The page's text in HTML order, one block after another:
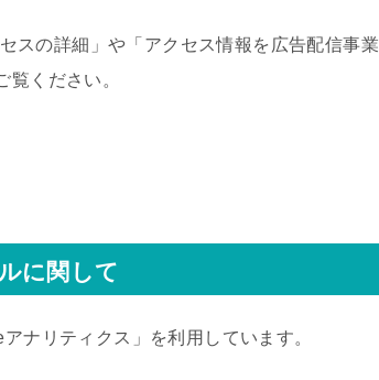
スの詳細」や「アクセス情報を広告配信事業
覧ください。
に関して
ナリティクス」を利用しています。